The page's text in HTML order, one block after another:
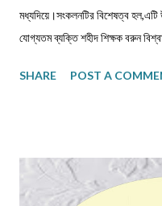
মধ্যদিয়ে।সংকলনটির বিশেষত্ব হল,এটি
যোগ্যতম ব্যক্তি শহীদ শিক্ষক বরুন
অনুবন্ধ নয়, এক একটি অগ্নিবাণী।আসলে
আমাদের নিয়ে এসেছে সামাজিক
রেখে, সমাজের বানানো নিয়মকে
SHARE POST A